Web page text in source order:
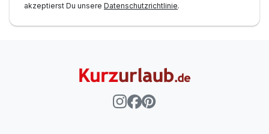
akzeptierst Du unsere Datenschutzrichtlinie.